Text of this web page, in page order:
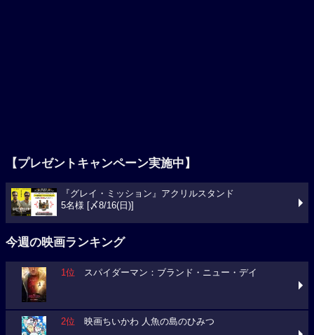
【プレゼントキャンペーン実施中】
『グレイ・ミッション』アクリルスタンド
5名様 [〆8/16(日)]
今週の映画ランキング
1位 スパイダーマン：ブランド・ニュー・デイ
2位 映画ちいかわ 人魚の島のひみつ